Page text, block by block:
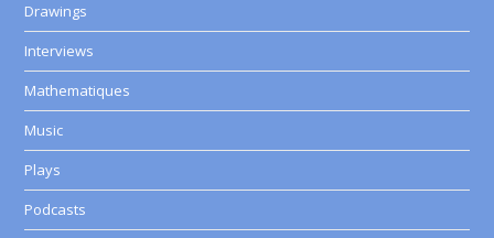
Drawings
Interviews
Mathematiques
Music
Plays
Podcasts